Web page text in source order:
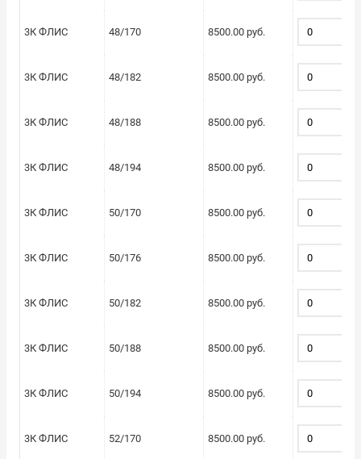
3К ФЛИС 48/170 8500.00 руб.
3К ФЛИС 48/182 8500.00 руб.
3К ФЛИС 48/188 8500.00 руб.
3К ФЛИС 48/194 8500.00 руб.
3К ФЛИС 50/170 8500.00 руб.
3К ФЛИС 50/176 8500.00 руб.
3К ФЛИС 50/182 8500.00 руб.
3К ФЛИС 50/188 8500.00 руб.
3К ФЛИС 50/194 8500.00 руб.
3К ФЛИС 52/170 8500.00 руб.